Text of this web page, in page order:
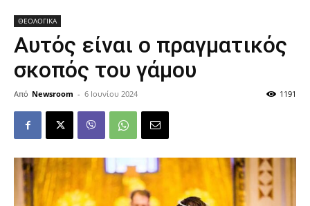
ΘΕΟΛΟΓΙΚΑ
Αυτός είναι ο πραγματικός
σκοπός του γάμου
Από Newsroom - 6 Ιουνίου 2024 1191